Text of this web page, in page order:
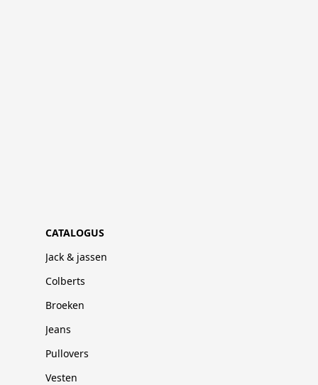
CATALOGUS
Jack & jassen
Colberts
Broeken
Jeans
Pullovers
Vesten